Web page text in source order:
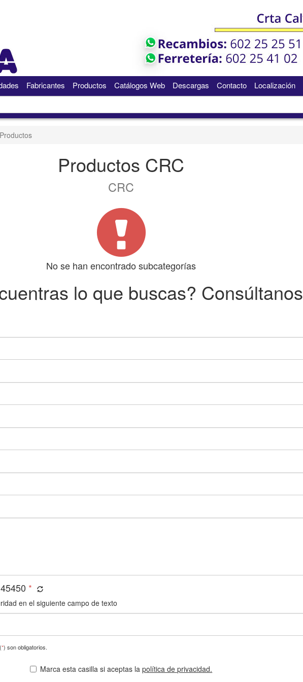
Fabricantes Productos Catálogos Web Descargas Contacto Localización
Productos
Productos CRC
CRC
No se han encontrado subcategorías
lo que buscas? Consúltanos
45450 *
en el siguiente campo de texto
*) son obligatorios.
Marca esta casilla si aceptas lapolítica de privacidad.